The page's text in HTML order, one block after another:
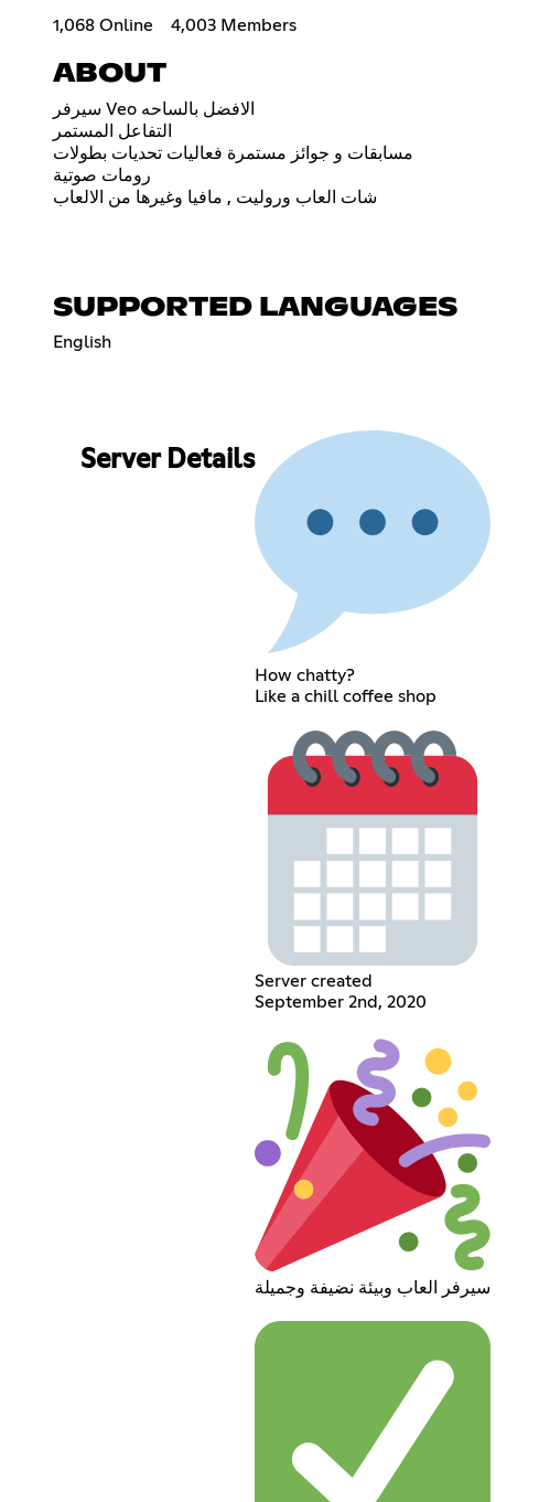
1,068 Online 4,003 Members
ABOUT
سيرفر Veo الافضل بالساحه
التفاعل المستمر
مسابقات و جوائز مستمرة فعاليات تحديات بطولات
رومات صوتية
شات العاب وروليت , مافيا وغيرها من الالعاب
SUPPORTED LANGUAGES
English
Server Details
How chatty?
Like a chill coffee shop
Server created
September 2nd, 2020
سيرفر العاب وبيئة نضيفة وجميلة